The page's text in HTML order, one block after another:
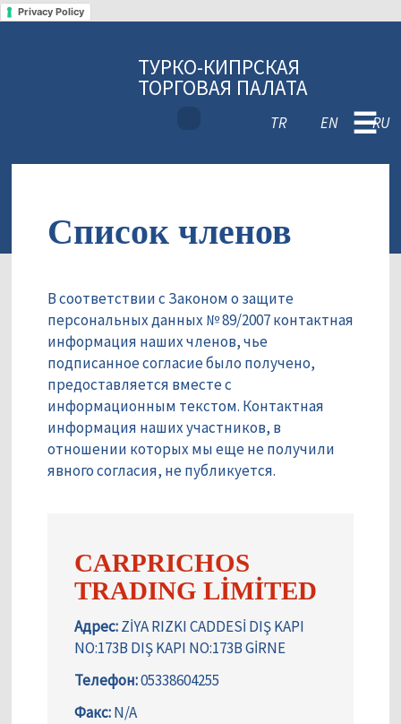
Privacy Policy
ТУРКО-КИПРСКАЯ
ТОРГОВАЯ ПАЛАТА
TR EN RU
☰
Список членов
В соответствии с Законом о защите
персональных данных № 89/2007 контактная
информация наших членов, чье
подписанное согласие было получено,
предоставляется вместе с
информационным текстом. Контактная
информация наших участников, в
отношении которых мы еще не получили
явного согласия, не публикуется.
CARPRICHOS
TRADING LİMİTED
Адрес:ZİYA RIZKI CADDESİ DIŞ KAPI
NO:173B DIŞ KAPI NO:173B GİRNE
Телефон:05338604255
Факс:N/A